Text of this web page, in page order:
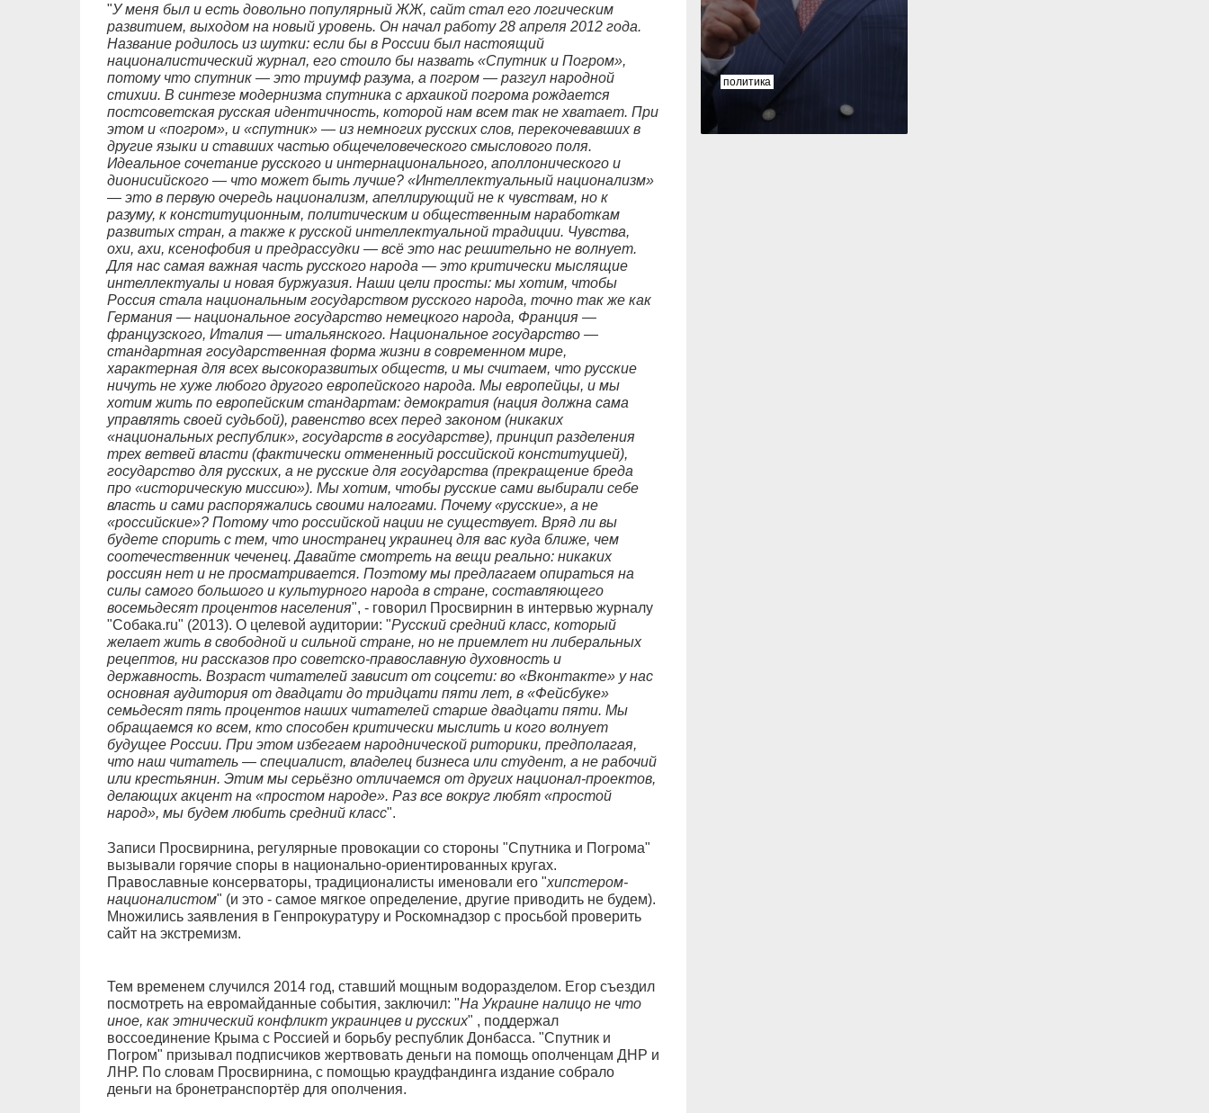
"У меня был и есть довольно популярный ЖЖ, сайт стал его логическим
развитием, выходом на новый уровень. Он начал работу 28 апреля 2012 года.
Название родилось из шутки: если бы в России был настоящий
националистический журнал, его стоило бы назвать «Спутник и Погром»,
потому что спутник — это триумф разума, а погром — разгул народной
стихии. В синтезе модернизма спутника с архаикой погрома рождается
постсоветская русская идентичность, которой нам всем так не хватает. При
этом и «погром», и «спутник» — из немногих русских слов, перекочевавших в
другие языки и ставших частью общечеловеческого смыслового поля.
Идеальное сочетание русского и интернационального, аполлонического и
дионисийского — что может быть лучше? «Интеллектуальный национализм»
— это в первую очередь национализм, апеллирующий не к чувствам, но к
разуму, к конституционным, политическим и общественным наработкам
развитых стран, а также к русской интеллектуальной традиции. Чувства,
охи, ахи, ксенофобия и предрассудки — всё это нас решительно не волнует.
Для нас самая важная часть русского народа — это критически мыслящие
интеллектуалы и новая буржуазия. Наши цели просты: мы хотим, чтобы
Россия стала национальным государством русского народа, точно так же как
Германия — национальное государство немецкого народа, Франция —
французского, Италия — итальянского. Национальное государство —
стандартная государственная форма жизни в современном мире,
характерная для всех высокоразвитых обществ, и мы считаем, что русские
ничуть не хуже любого другого европейского народа. Мы европейцы, и мы
хотим жить по европейским стандартам: демократия (нация должна сама
управлять своей судьбой), равенство всех перед законом (никаких
«национальных республик», государств в государстве), принцип разделения
трех ветвей власти (фактически отмененный российской конституцией),
государство для русских, а не русские для государства (прекращение бреда
про «историческую миссию»). Мы хотим, чтобы русские сами выбирали себе
власть и сами распоряжались своими налогами. Почему «русские», а не
«российские»? Потому что российской нации не существует. Вряд ли вы
будете спорить с тем, что иностранец украинец для вас куда ближе, чем
соотечественник чеченец. Давайте смотреть на вещи реально: никаких
россиян нет и не просматривается. Поэтому мы предлагаем опираться на
силы самого большого и культурного народа в стране, составляющего
восемьдесят процентов населения", - говорил Просвирнин в интервью журналу
"Собака.ru" (2013). О целевой аудитории: "Русский средний класс, который
желает жить в свободной и сильной стране, но не приемлет ни либеральных
рецептов, ни рассказов про советско-православную духовность и
державность. Возраст читателей зависит от соцсети: во «Вконтакте» у нас
основная аудитория от двадцати до тридцати пяти лет, в «Фейсбуке»
семьдесят пять процентов наших читателей старше двадцати пяти. Мы
обращаемся ко всем, кто способен критически мыслить и кого волнует
будущее России. При этом избегаем народнической риторики, предполагая,
что наш читатель — специалист, владелец бизнеса или студент, а не рабочий
или крестьянин. Этим мы серьёзно отличаемся от других национал-проектов,
делающих акцент на «простом народе». Раз все вокруг любят «простой
народ», мы будем любить средний класс".
Записи Просвирнина, регулярные провокации со стороны "Спутника и Погрома"
вызывали горячие споры в национально-ориентированных кругах.
Православные консерваторы, традиционалисты именовали его "хипстером-
националистом" (и это - самое мягкое определение, другие приводить не будем).
Множились заявления в Генпрокуратуру и Роскомнадзор с просьбой проверить
сайт на экстремизм.
Тем временем случился 2014 год, ставший мощным водоразделом. Егор съездил
посмотреть на евромайданные события, заключил: "На Украине налицо не что
иное, как этнический конфликт украинцев и русских" , поддержал
воссоединение Крыма с Россией и борьбу республик Донбасса. "Спутник и
Погром" призывал подписчиков жертвовать деньги на помощь ополченцам ДНР и
ЛНР. По словам Просвирнина, с помощью краудфандинга издание собрало
деньги на бронетранспортёр для ополчения.
политика